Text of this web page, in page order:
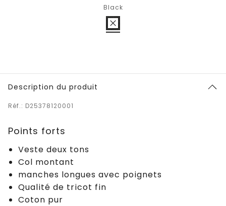
Black
Description du produit
Réf.: D25378120001
Points forts
Veste deux tons
Col montant
manches longues avec poignets
Qualité de tricot fin
Coton pur